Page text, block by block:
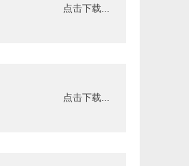
点击下载...
点击下载...